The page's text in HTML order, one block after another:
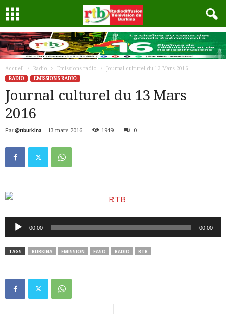
Accueil Radio Emissions radio
Journal culturel du 13 Mars 2016
RADIO
EMISSIONS RADIO
Journal culturel du 13 Mars
2016
Par @rtburkina - 13 mars 2016 1949 0
Lecteur
audio
00:00 00:00
TAGS BURKINA EMISSION FASO RADIO RTB